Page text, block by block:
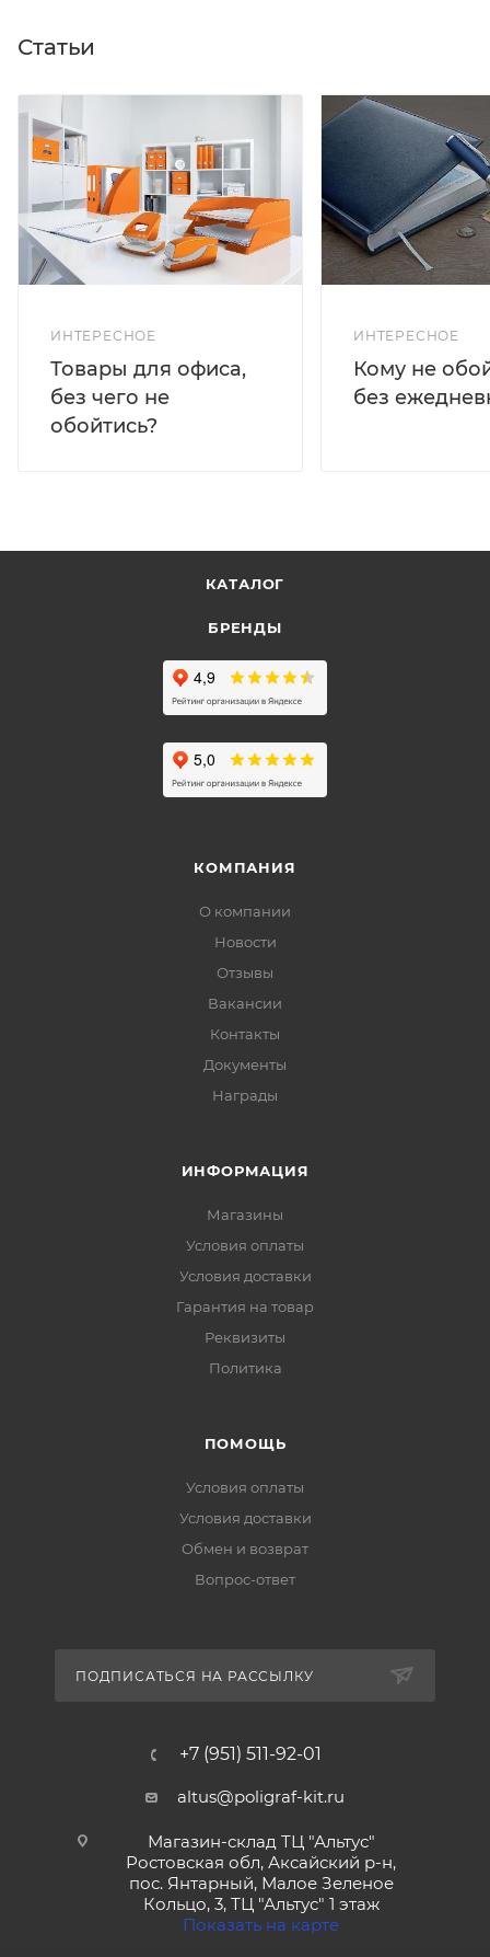
Статьи
ИНТЕРЕСНОЕ
Товары для офиса,
без чего не
обойтись?
ИНТЕРЕСНОЕ
Кому не
без
КАТАЛОГ
БРЕНДЫ
КОМПАНИЯ
О компании
Новости
Отзывы
Вакансии
Контакты
Документы
Награды
ИНФОРМАЦИЯ
Магазины
Условия оплаты
Условия доставки
Гарантия на товар
Реквизиты
Политика
ПОМОЩЬ
Условия оплаты
Условия доставки
Обмен и возврат
Вопрос-ответ
ПОДПИСАТЬСЯ НА РАССЫЛКУ
+7 (951) 511-92-01
altus@poligraf-kit.ru
Магазин-склад ТЦ "Альтус"
Ростовская обл, Аксайский р-н,
пос. Янтарный, Малое Зеленое
Кольцо, 3, ТЦ "Альтус" 1 этаж
Показать на карте